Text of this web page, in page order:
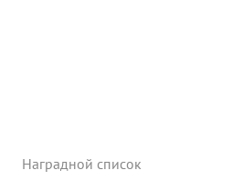
Наградной список